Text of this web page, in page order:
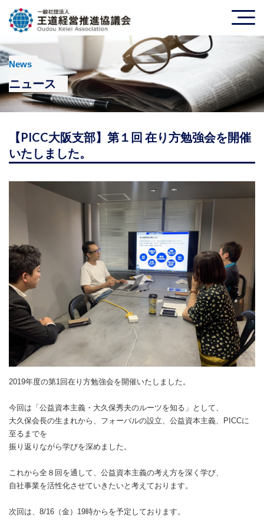
News
ニュース
【PICC大阪支部】第１回 在り方勉強会を開催
いたしました。
2019年度の第1回在り方勉強会を開催いたしました。
今回は「公益資本主義・大久保秀夫のルーツを知る」として、
大久保会長の生まれから、フォーバルの設立、公益資本主義、PICCに
至るまでを
振り返りながら学びを深めました。
これから全８回を通して、公益資本主義の考え方を深く学び、
自社事業を活性化させていきたいと考えております。
次回は、 8/16（金）19時からを予定しております。